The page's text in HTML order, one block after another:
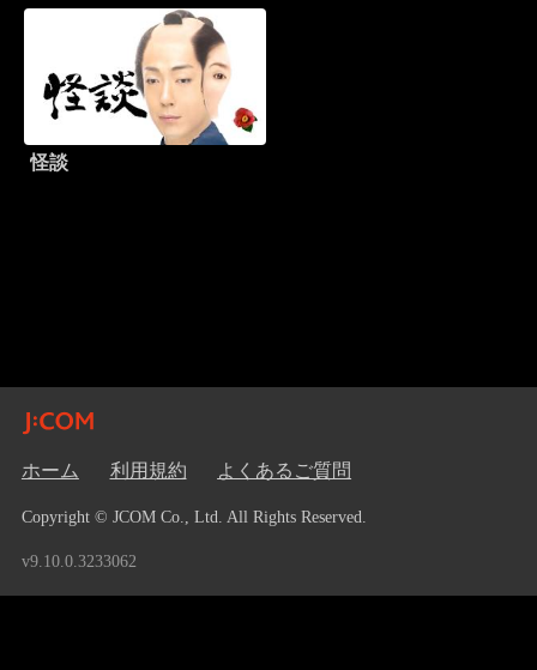
怪談
ホーム 利用規約 よくあるご質問
Copyright © JCOM Co., Ltd. All Rights Reserved.
v9.10.0.3233062